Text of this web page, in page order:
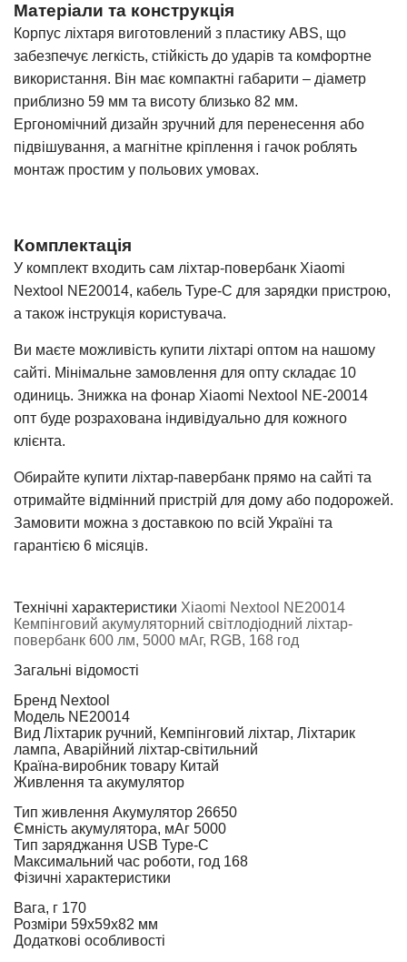
Матеріали та конструкція
Корпус ліхтаря виготовлений з пластику ABS, що
забезпечує легкість, стійкість до ударів та комфортне
використання. Він має компактні габарити – діаметр
приблизно 59 мм та висоту близько 82 мм.
Ергономічний дизайн зручний для перенесення або
підвішування, а магнітне кріплення і гачок роблять
монтаж простим у польових умовах.
Комплектація
У комплект входить сам ліхтар-повербанк Xiaomi
Nextool NE20014, кабель Type-C для зарядки пристрою,
а також інструкція користувача.
Ви маєте можливість купити ліхтарі оптом на нашому
сайті. Мінімальне замовлення для опту складає 10
одиниць. Знижка на фонар Xiaomi Nextool NE-20014
опт буде розрахована індивідуально для кожного
клієнта.
Обирайте купити ліхтар-павербанк прямо на сайті та
отримайте відмінний пристрій для дому або подорожей.
Замовити можна з доставкою по всій Україні та
гарантією 6 місяців.
Технічні характеристики Xiaomi Nextool NE20014
Кемпінговий акумуляторний світлодіодний ліхтар-
повербанк 600 лм, 5000 мАг, RGB, 168 год
Загальні відомості
Бренд Nextool
Модель NE20014
Вид Ліхтарик ручний, Кемпінговий ліхтар, Ліхтарик
лампа, Аварійний ліхтар-світильний
Країна-виробник товару Китай
Живлення та акумулятор
Тип живлення Акумулятор 26650
Ємність акумулятора, мАг 5000
Тип заряджання USB Type-C
Максимальний час роботи, год 168
Фізичні характеристики
Вага, г 170
Розміри 59х59х82 мм
Додаткові особливості